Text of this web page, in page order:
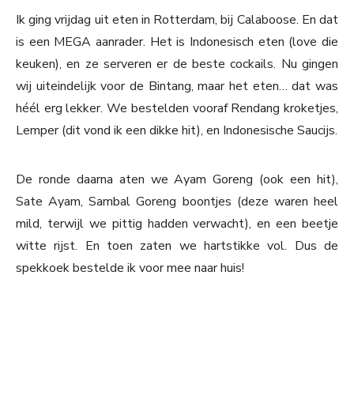
Ik ging vrijdag uit eten in Rotterdam, bij Calaboose. En dat
is een MEGA aanrader. Het is Indonesisch eten (love die
keuken), en ze serveren er de beste cockails. Nu gingen
wij uiteindelijk voor de Bintang, maar het eten… dat was
héél erg lekker. We bestelden vooraf Rendang kroketjes,
Lemper (dit vond ik een dikke hit), en Indonesische Saucijs.
De ronde daarna aten we Ayam Goreng (ook een hit),
Sate Ayam, Sambal Goreng boontjes (deze waren heel
mild, terwijl we pittig hadden verwacht), en een beetje
witte rijst. En toen zaten we hartstikke vol. Dus de
spekkoek bestelde ik voor mee naar huis!